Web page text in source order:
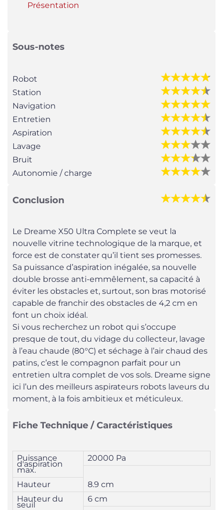
Présentation
Sous-notes
Robot
Station
Navigation
Entretien
Aspiration
Lavage
Bruit
Autonomie / charge
Conclusion
Le Dreame X50 Ultra Complete se veut la
nouvelle vitrine technologique de la marque, et
force est de constater qu’il tient ses promesses.
Sa puissance d’aspiration inégalée, sa nouvelle
double brosse anti-emmêlement, sa capacité à
éviter les obstacles et, surtout, son bras motorisé
capable de franchir des obstacles de 4,2 cm en
font un choix idéal.
Si vous recherchez un robot qui s’occupe
presque de tout, du vidage du collecteur, lavage
à l’eau chaude (80°C) et séchage à l’air chaud des
patins, c’est le compagnon parfait pour un
entretien ultra complet de vos sols. Dreame signe
ici l’un des meilleurs aspirateurs robots laveurs du
moment, à la fois ambitieux et méticuleux.
Fiche Technique / Caractéristiques
Puissance
d'aspiration
max.
20000 Pa
Hauteur
8.9 cm
Hauteur du
seuil
6 cm